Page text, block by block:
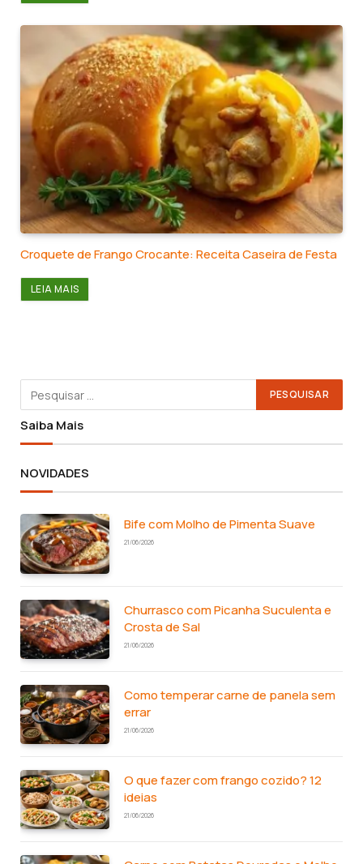
Croquete de Frango Crocante: Receita Caseira de Festa
LEIA MAIS
Saiba Mais
NOVIDADES
Bife com Molho de Pimenta Suave
21/06/2026
Churrasco com Picanha Suculenta e
Crosta de Sal
21/06/2026
Como temperar carne de panela sem
errar
21/06/2026
O que fazer com frango cozido? 12
ideias
21/06/2026